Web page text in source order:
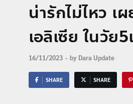
น่ารักไม่ไหว
เอลิเซีย ในวัย
16/11/2023 - by Dara Update
SHARE SHARE